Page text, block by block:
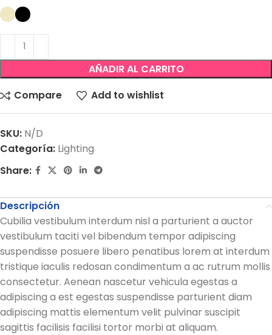
AÑADIR AL CARRITO
Compare
Add to wishlist
SKU: N/D
Categoría: Lighting
Share:
Descripción
Cubilia vestibulum interdum nisl a parturient a auctor
vestibulum taciti vel bibendum tempor adipiscing
suspendisse posuere libero penatibus lorem at interdum
tristique iaculis redosan condimentum a ac rutrum mollis
consectetur. Aenean nascetur vehicula egestas a
adipiscing a est egestas suspendisse parturient diam
adipiscing mattis elementum velit pulvinar suscipit
sagittis facilisis facilisi tortor morbi at aliquam.